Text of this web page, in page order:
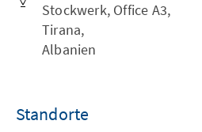
Stockwerk, Office A3,
Tirana,
Albanien
Standorte